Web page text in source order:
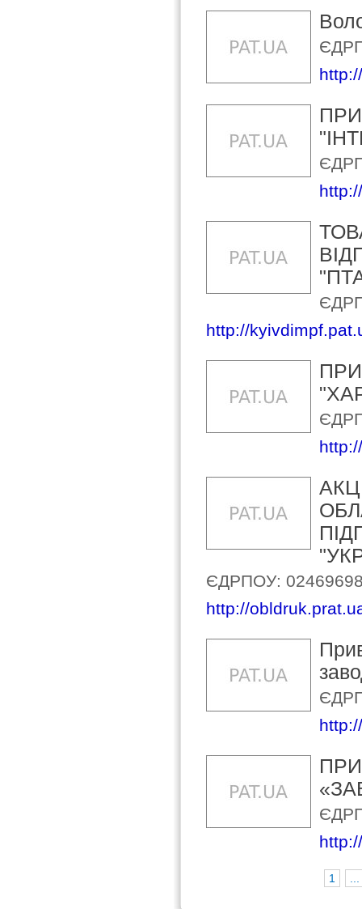
http://
ЄДРПОУ:
http://
1